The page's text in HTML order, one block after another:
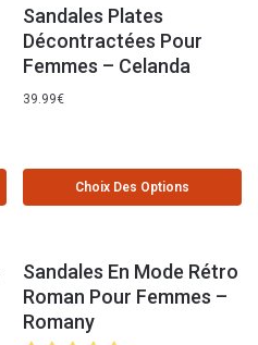
Sandales Plates
Décontractées Pour
Femmes – Celanda
39.99€
Choix Des Options
Sandales En Mode Rétro
Roman Pour Femmes –
Romany